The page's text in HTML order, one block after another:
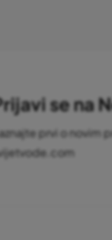
se na
prvi o novim